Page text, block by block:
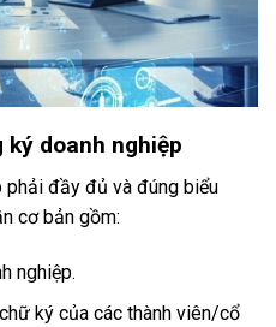
ký doanh nghiệp
phải đầy đủ và đúng biểu
cơ bản gồm:
nghiệp.
ký của các thành viên/cổ